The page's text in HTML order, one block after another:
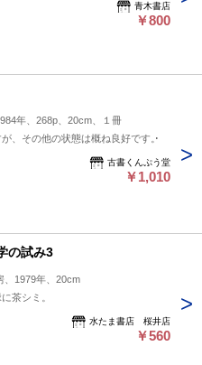
青木書店
￥800
年、268p、20cm、１冊
、その他の状態は概ね良好です。
古書くんぷう堂
￥1,010
の試み3
、1979年、20cm
茶シミ。
水たま書店 桜井店
￥560